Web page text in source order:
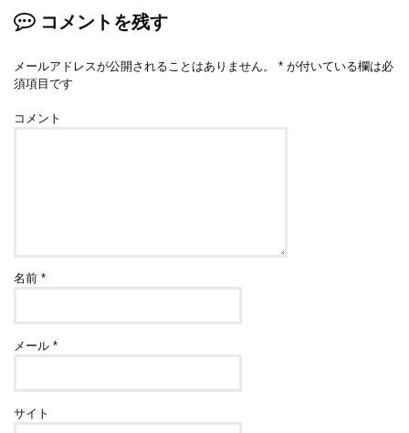
コメントを残す
メールアドレスが公開されることはありません。 * が付いている欄は必
須項目です
コメント
名前*
メール*
サイト